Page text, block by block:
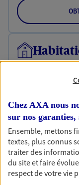
Votre logement
contrat Ma
protégeant ce
Découvrir l'offre
Bricoleuse, féru
Chez AXA nous
sur nos garanties,
Ensemble, mettons
textes, plus connus
traiter des
du site et faire
respect de votre vie